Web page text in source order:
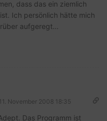
dass das ein ziemlich
Ich persönlich hätte mich
aufgeregt…
11. November 2008 18:35
Das Programm ist